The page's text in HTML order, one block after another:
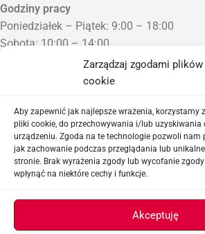
Zarządzaj zgodami plików
cookie
Aby zapewnić jak najlepsze wrażenia, korzystamy
pliki cookie, do przechowywania i/lub
urządzeniu. Zgoda na te technologie pozwoli nam
jak zachowanie podczas przeglądania lub
stronie. Brak wyrażenia zgody lub wycofanie
wpłynąć na niektóre cechy i funkcje.
Akceptuję
Godziny pracy
Poniedziałek – Piątek: 9:00 – 18:00
Sobota: 10:00 – 14:00
Niedziela: Zamknięte
Punkt Odbioru zamówień
Proszę o wcześniejszy kontakt
Sklep airsoftowy i serwis replik ASG